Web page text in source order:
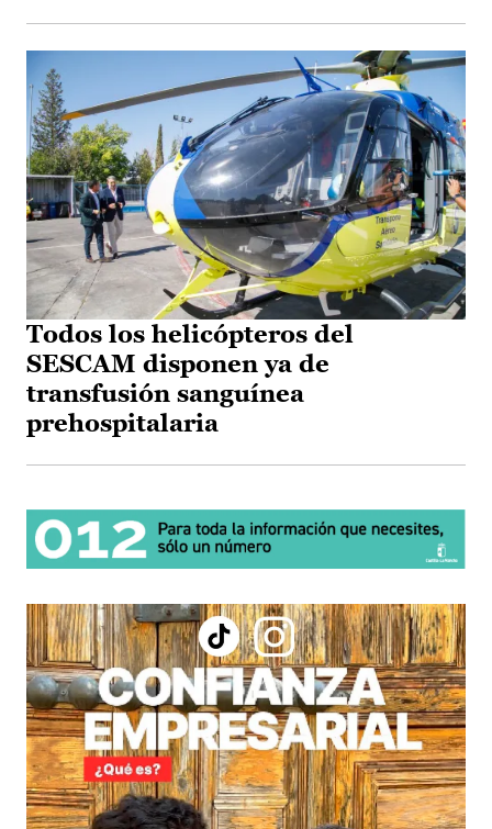
Todos los helicópteros del
SESCAM disponen ya de
transfusión sanguínea
prehospitalaria